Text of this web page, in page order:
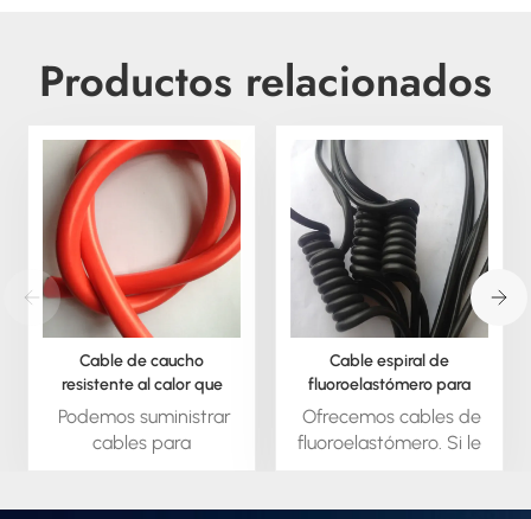
Productos relacionados
Cable de caucho
resistente al calor que
contiene flúor
Podemos suministrar
cables para
Cable espiral de
fluoroelastómero para
NFPA1802
Ofrecemos cables de
fluoroelastómero. Si le